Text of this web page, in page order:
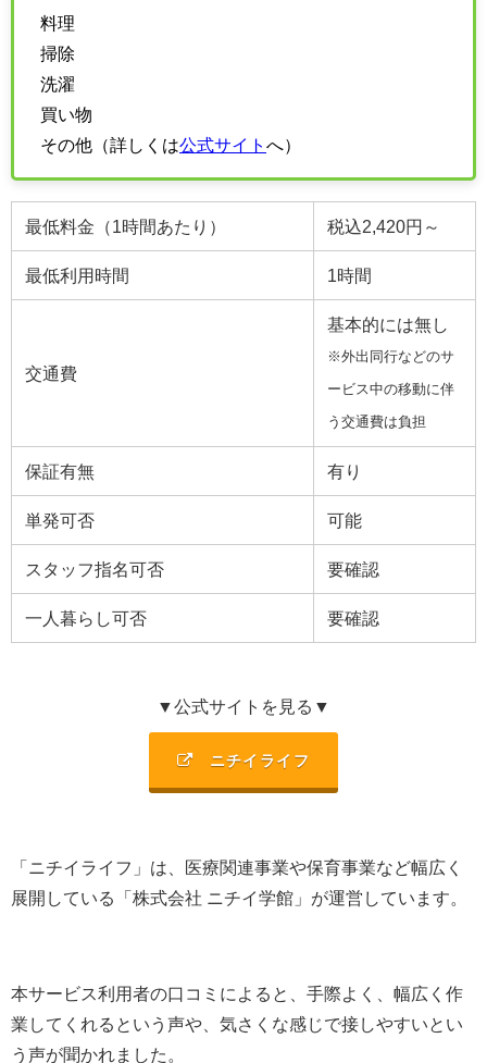
料理
掃除
洗濯
買い物
その他（詳しくは公式サイト へ）
最低料金（1時間あたり） 税込2,420円～
最低利用時間 1時間
交通費
基本的には無し
※外出同行などのサ
ービス中の移動に伴
う交通費は負担
保証有無 有り
単発可否 可能
スタッフ指名可否 要確認
一人暮らし可否 要確認
▼公式サイトを見る▼
ニチイライフ
「ニチイライフ」は、
医療関連事業や保育事業など幅広く
展開 している「 株式会社 ニチイ学館 」が運営しています。
本サービス利用者の口コミによると、手際よく、幅広く作
業してくれるという声や、気さくな感じで接しやすいとい
う声が聞かれました。